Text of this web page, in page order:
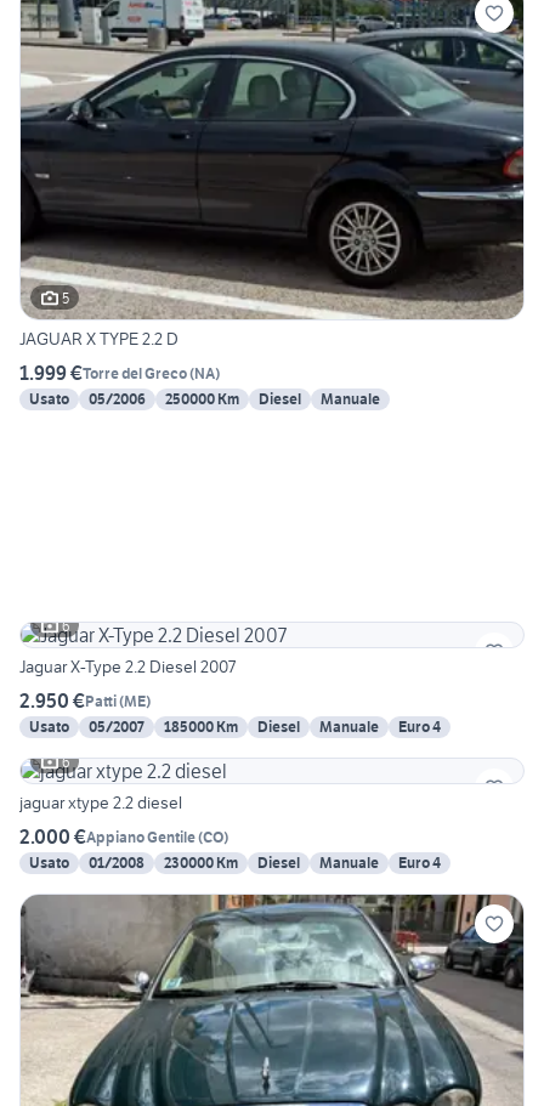
5
JAGUAR X TYPE 2.2 D
1.999 €Torre del Greco(NA)
Usato
05/2006 250000 Km Diesel Manuale
6
Jaguar X-Type 2.2 Diesel 2007
2.950 €Patti(ME)
Usato
05/2007 185000 Km Diesel Manuale
Euro 4
6
jaguar xtype 2.2 diesel
2.000 €Appiano Gentile(CO)
Usato
01/2008 230000 Km Diesel Manuale Euro 4